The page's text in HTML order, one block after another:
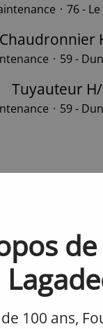
· 76 -
Chaudronnier
· 59 -
Tuyauteur
· 59 -
100 ans,